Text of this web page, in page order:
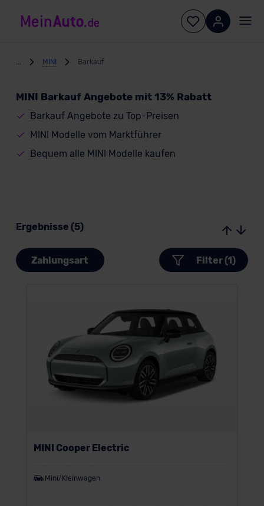
MINI Barkauf
MINI Barkauf Angebote mit 13% Rabatt
Barkauf Angebote zu Top-Preisen
MINI Modelle vom Marktführer
Bequem alle MINI Modelle kaufen
Ergebnisse (5)
Zahlungsart Filter (1)
MINI Cooper Electric
Mini/Kleinwagen